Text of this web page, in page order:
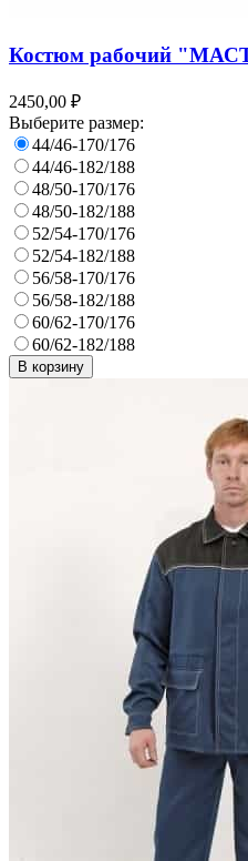
Костюм рабочий
2450,00 ₽
Выберите размер:
44/46-170/176
44/46-182/188
48/50-170/176
48/50-182/188
52/54-170/176
52/54-182/188
56/58-170/176
56/58-182/188
60/62-170/176
60/62-182/188
В корзину